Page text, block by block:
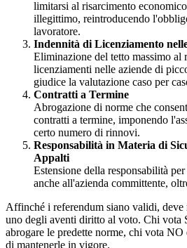
limitarsi al risarcimento
illegittimo, reintroducendo
lavoratore.
Indennità di Licenziamento
Eliminazione del tetto massimo al
licenziamenti nelle aziende di
giudice la valutazione caso per
Contratti a Termine
Abrogazione di norme che
contratti a termine, imponendo
certo numero di rinnovi.
Responsabilità in Materia di
Appalti
Estensione della responsabilità
anche all'azienda committente,
Affinché i referendum siano validi, deve
uno degli aventi diritto al voto. Chi vota
abrogare le predette norme, chi vota
di mantenerle in vigore.